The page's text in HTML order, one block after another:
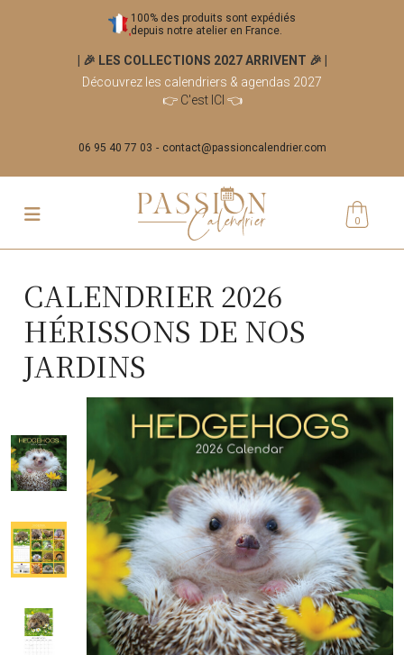
100% des produits sont expédiés
depuis notre atelier en France.
| 🎉 LES COLLECTIONS 2027 ARRIVENT 🎉
Découvrez les calendriers & agendas 2027
👉 C'est ICI 👈
06 95 40 77 03 contact@passioncalendrier.com
0
CALENDRIER 2026
HÉRISSONS DE NOS
JARDINS